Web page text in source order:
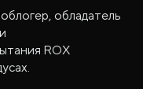
обладатель
ROX